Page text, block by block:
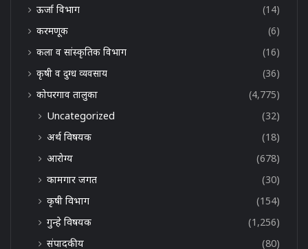
ऊर्जा विभाग
(14)
करमणूक
(6)
कला व सांस्कृतिक विभाग
(16)
कृषी व दुग्ध व्यवसाय
(36)
कोपरगाव तालुका
(4,775)
Uncategorized
(32)
अर्थ विषयक
(18)
आरोग्य
(678)
कामगार जगत
(30)
कृषी विभाग
(154)
गुन्हे विषयक
(1,256)
संपादकीय
(80)